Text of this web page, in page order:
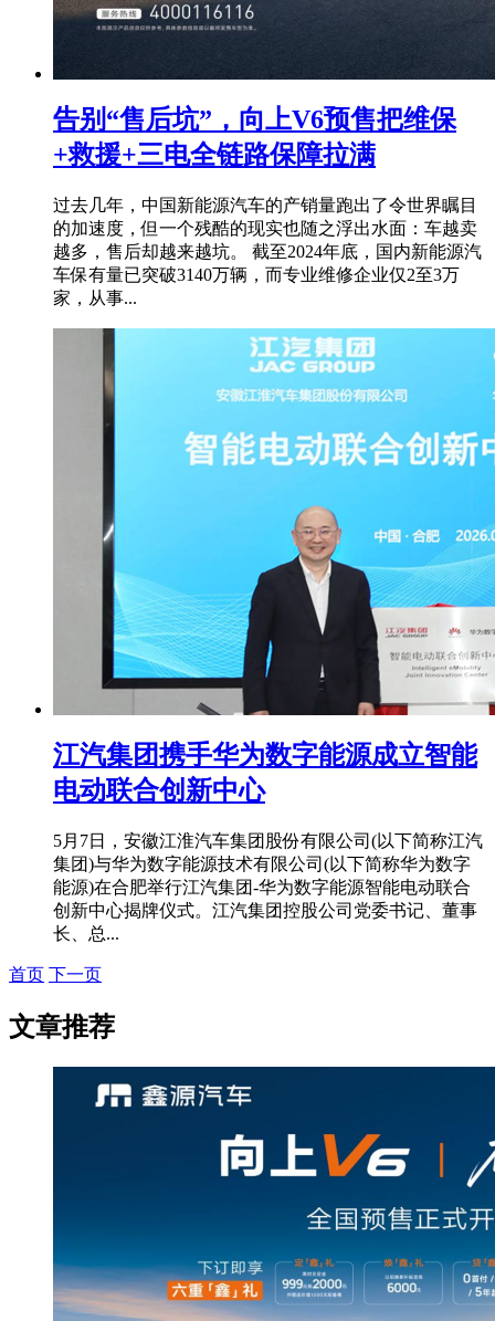
告别“售后坑”，向上V6预售把维保
+救援+三电全链路保障拉满
过去几年，中国新能源汽车的产销量跑出了令世界瞩目
的加速度，但一个残酷的现实也随之浮出水面：车越卖
越多，售后却越来越坑。 截至2024年底，国内新能源汽
车保有量已突破3140万辆，而专业维修企业仅2至3万
家，从事...
江汽集团携手华为数字能源成立智能
电动联合创新中心
5月7日，安徽江淮汽车集团股份有限公司(以下简称江汽
集团)与华为数字能源技术有限公司(以下简称华为数字
能源)在合肥举行江汽集团-华为数字能源智能电动联合
创新中心揭牌仪式。江汽集团控股公司党委书记、董事
长、总...
首页 下一页
文章推荐